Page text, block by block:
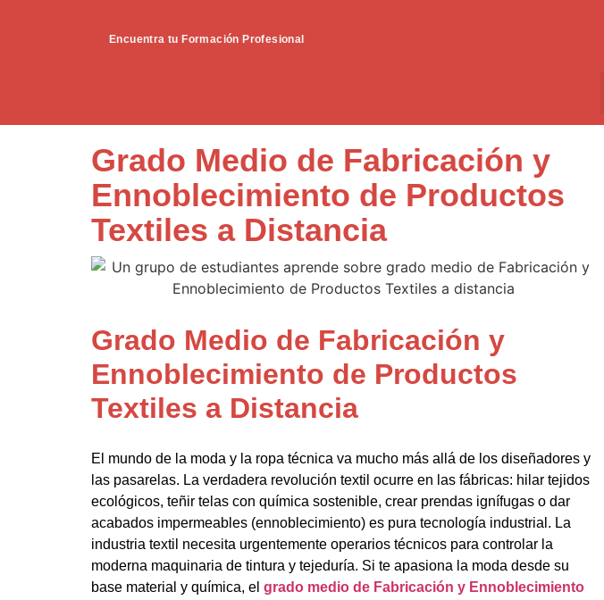
Encuentra tu Formación Profesional
Grado Medio de Fabricación y
Ennoblecimiento de Productos
Textiles a Distancia
Grado Medio de Fabricación y
Ennoblecimiento de Productos
Textiles a Distancia
El mundo de la moda y la ropa técnica va mucho más allá de los diseñadores y
las pasarelas. La verdadera revolución textil ocurre en las fábricas: hilar tejidos
ecológicos, teñir telas con química sostenible, crear prendas ignífugas o dar
acabados impermeables (ennoblecimiento) es pura tecnología industrial. La
industria textil necesita urgentemente operarios técnicos para controlar la
moderna maquinaria de tintura y tejeduría. Si te apasiona la moda desde su
base material y química, el grado medio de Fabricación y Ennoblecimiento